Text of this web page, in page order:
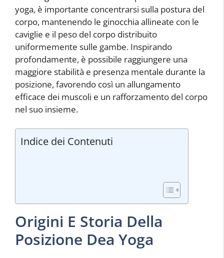
yoga, è importante concentrarsi sulla postura del
corpo, mantenendo le ginocchia allineate con le
caviglie e il peso del corpo distribuito
uniformemente sulle gambe. Inspirando
profondamente, è possibile raggiungere una
maggiore stabilità e presenza mentale durante la
posizione, favorendo così un allungamento
efficace dei muscoli e un rafforzamento del corpo
nel suo insieme.
Indice dei Contenuti
Origini E Storia Della
Posizione Dea Yoga